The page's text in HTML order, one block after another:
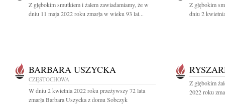
Z głębokim smutkiem i żalem zawiadamiamy, że w
dniu 11 maja 2022 roku zmarła w wieku 93 lat...
Z głębokim
dniu 2
BARBARA USZYCKA
CZĘSTOCHOWA
W dniu 2 kwietnia 2022 roku przeżywszy 72 lata
zmarła Barbara Uszycka z domu Sobczyk
Z głębokim
2022 roku